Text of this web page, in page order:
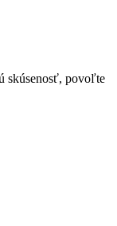
skúsenosť, povoľte